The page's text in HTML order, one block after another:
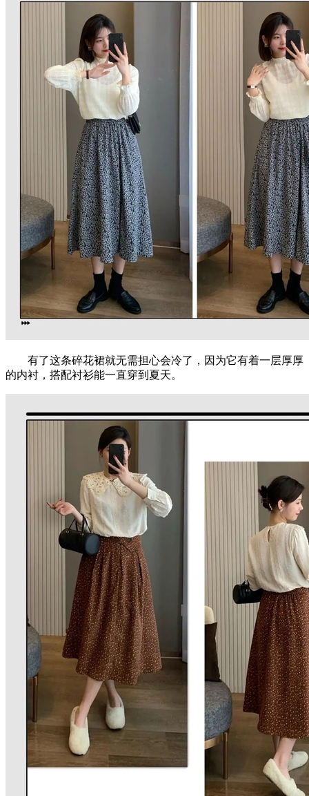
有了这条碎花裙就无需担心会冷了，因为它有着一层厚厚
的内衬，搭配衬衫能一直穿到夏天。